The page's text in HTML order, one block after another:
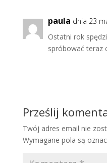
paula dnia 23
Ostatni rok
spróbować teraz
Prześlij
Twój adres email nie
Wymagane pola są